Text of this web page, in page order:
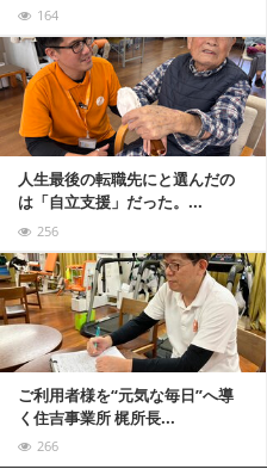
164
人生最後の転職先にと選んだの
は「自立支援」だった。...
256
記事を読む
ご利用者様を“元気な毎日”へ導
く住吉事業所 梶所長...
266
記事を読む